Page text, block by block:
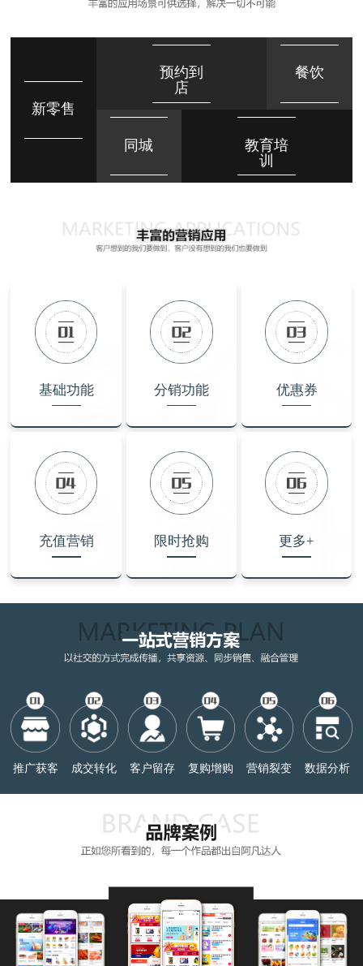
新零售
预约到
店
餐饮
同城
教育培
训
基础功能 分销功能 优惠券
充值营销 限时抢购 更多+
推广获客 成交转化 客户留存 复购增购 营销裂变 数据分析